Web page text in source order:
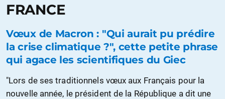
FRANCE
Vœux de Macron : "Qui aurait pu prédire
la crise climatique ?", cette petite phrase
qui agace les scientifiques du Giec
"Lors de ses traditionnels vœux aux Français pour la
nouvelle année, le président de la République a dit une